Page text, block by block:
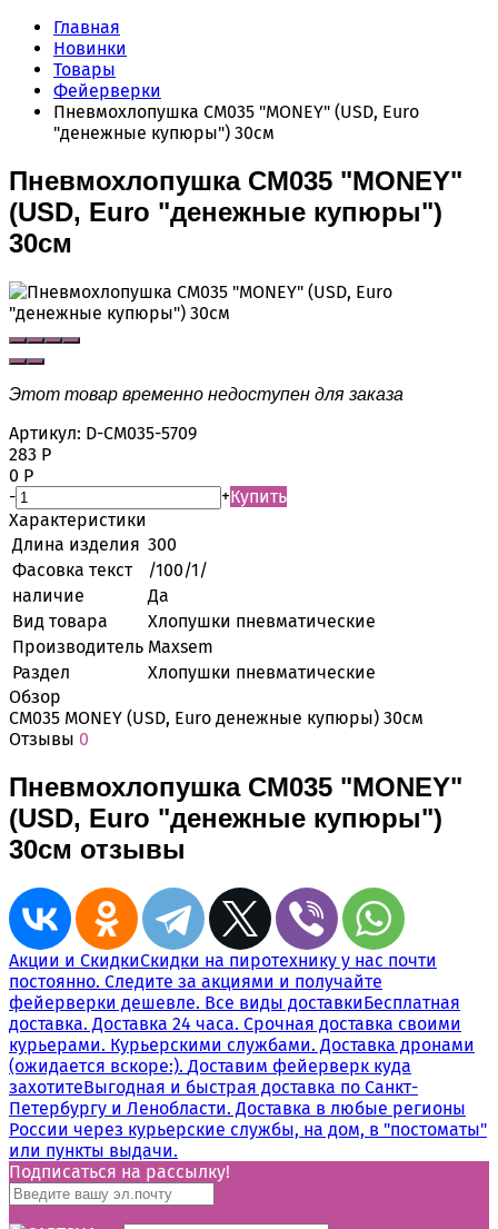
Главная
Новинки
Товары
Фейерверки
Пневмохлопушка CM035 "MONEY" (USD, Euro
"денежные купюры") 30см
Пневмохлопушка CM035 "MONEY"
(USD, Euro "денежные купюры")
30см
Этот товар временно недоступен для заказа
Артикул: D-CM035-5709
283 Р
0 Р
-
+Купить
Характеристики
Длина изделия 300
Фасовка текст
/100/1/
наличие
Да
Вид товара
Хлопушки пневматические
Производитель Maxsem
Раздел
Хлопушки пневматические
Обзор
CM035 MONEY (USD, Euro денежные купюры) 30см
Отзывы 0
Пневмохлопушка CM035 "MONEY"
(USD, Euro "денежные купюры")
30см отзывы
Акции и СкидкиСкидки на пиротехнику у нас почти
постоянно. Следите за акциями и получайте
фейерверки дешевле. Все виды доставкиБесплатная
доставка. Доставка 24 часа. Срочная доставка своими
курьерами. Курьерскими службами. Доставка дронами
(ожидается вскоре:). Доставим фейерверк куда
захотитеВыгодная и быстрая доставка по Санкт-
Петербургу и Ленобласти. Доставка в любые регионы
России через курьерские службы, на дом, в "постоматы"
или пункты выдачи.
Подписаться на рассылкy!